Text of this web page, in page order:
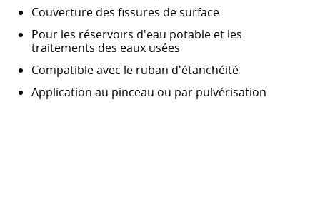
Couverture des fissures de surface
Pour les réservoirs d'eau potable et les
traitements des eaux usées
Compatible avec le ruban d'étanchéité
Application au pinceau ou par pulvérisation